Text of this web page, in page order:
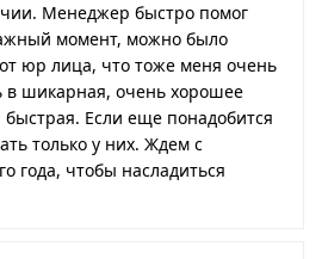
Менеджер быстро помог
момент, можно было
юр лица, что тоже меня очень
в шикарная, очень хорошее
быстрая. Если еще понадобится
только у них. Ждем с
года, чтобы насладиться